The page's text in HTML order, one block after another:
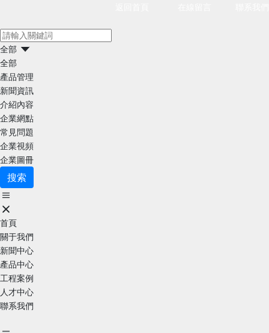
全部
全部
產品管理
新聞資訊
介紹內容
企業網點
常見問題
企業視頻
企業圖冊
搜索
首頁
關于我們
新聞中心
產品中心
工程案例
人才中心
聯系我們